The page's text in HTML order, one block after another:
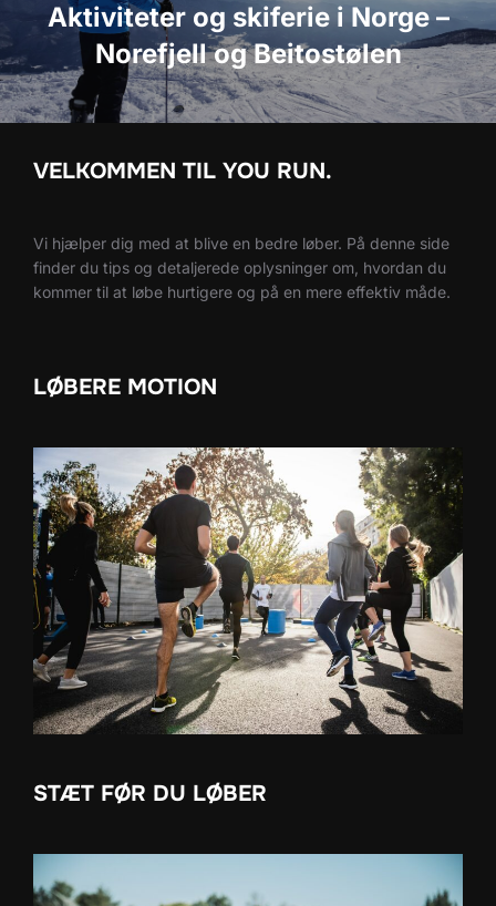
Aktiviteter og skiferie i Norge –
Norefjell og Beitostølen
VELKOMMEN TIL YOU RUN.
Vi hjælper dig med at blive en bedre løber. På denne side
finder du tips og detaljerede oplysninger om, hvordan du
kommer til at løbe hurtigere og på en mere effektiv måde.
LØBERE MOTION
STÆT FØR DU LØBER